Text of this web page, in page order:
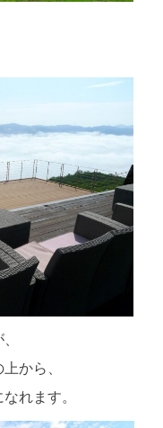
から、
れます。